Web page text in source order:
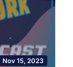
Nov 15, 2023